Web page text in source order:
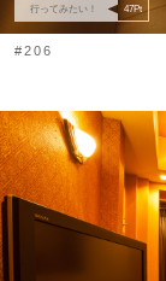
行ってみたい！ 47Pt
#206